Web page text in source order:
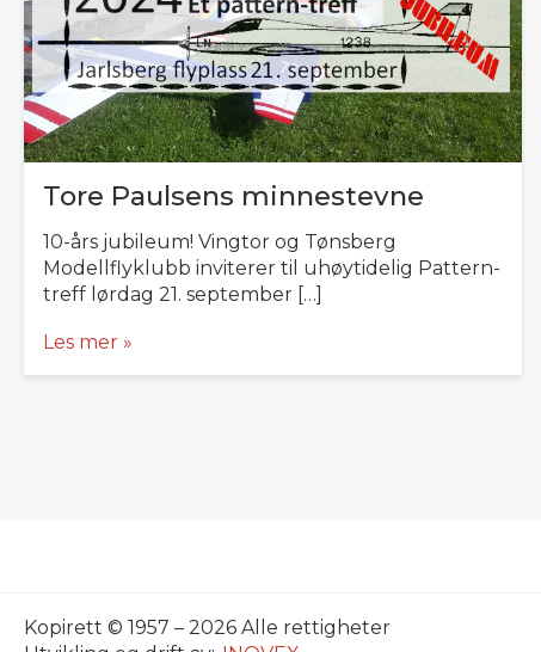
Tore Paulsens minnestevne
10-års jubileum! Vingtor og Tønsberg
Modellflyklubb inviterer til uhøytidelig Pattern-
treff lørdag 21. september […]
Les mer »
Kopirett © 1957 – 2026 Alle rettigheter